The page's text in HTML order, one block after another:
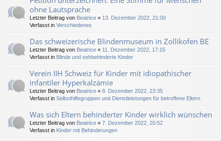
ohne Lautsprache
Letzter Beitrag von Beatrice « 13. Dezember 2022, 21:00
Verfasst in Verschiedenes
Das schweizerische Blindenmuseum in Zollikofen BE
Letzter Beitrag von Beatrice « 11. Dezember 2022, 17:15
Verfasst in Blinde und sehbehinderte Kinder
Verein IIH Schweiz für Kinder mit idiopathischer
infantiler Hyperkalzämie
Letzter Beitrag von Beatrice « 8. Dezember 2022, 23:35
Verfasst in Selbsthilfegruppen und Dienstleistungen für betroffene Eltern
Was sich Eltern behinderter Kinder wirklich wünschen
Letzter Beitrag von Beatrice « 7. Dezember 2022, 20:52
Verfasst in Kinder mit Behinderungen